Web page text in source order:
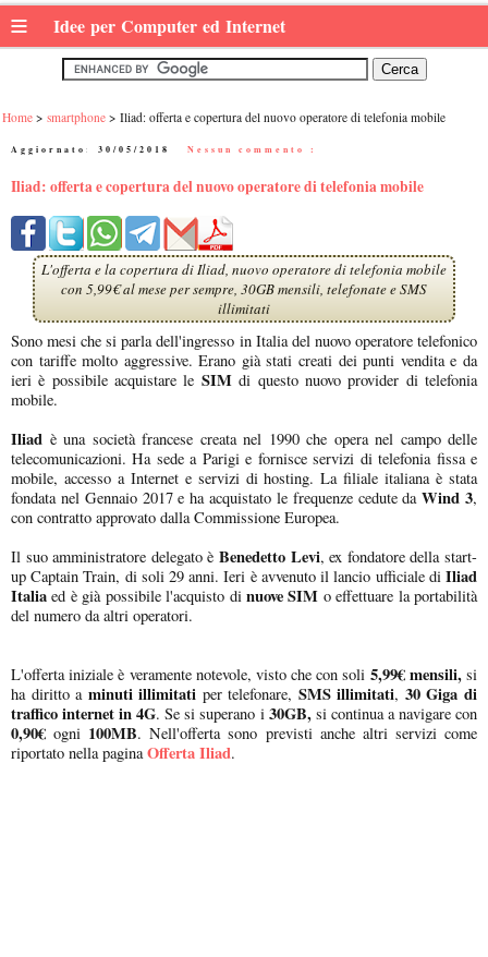
≡ Idee per Computer ed Internet
Home smartphone Iliad: offerta e copertura del nuovo operatore di telefonia mobile
Aggiornato: 30/05/2018 Nessun commento :
Iliad: offerta e copertura del nuovo operatore di telefonia mobile
L'offerta e la copertura di Iliad, nuovo operatore di telefonia mobile
con 5,99€ al mese per sempre, 30GB mensili, telefonate e SMS
illimitati
Sono mesi che si parla dell'ingresso in Italia del nuovo operatore telefonico
con tariffe molto aggressive. Erano già stati creati dei punti vendita e da
ieri è possibile acquistare le SIMdi questo nuovo provider di telefonia
mobile.
Iliad è una società francese creata nel 1990 che opera nel campo delle
telecomunicazioni. Ha sede a Parigi e fornisce servizi di telefonia fissa e
mobile, accesso a Internet e servizi di hosting. La filiale italiana è stata
fondata nel Gennaio 2017 e ha acquistato le frequenze cedute daWind 3,
con contratto approvato dalla Commissione Europea.
Il suo amministratore delegato è Benedetto Levi, ex fondatore della start-
up Captain Train, di soli 29 anni. Ieri è avvenuto il lancio ufficiale di Iliad
Italia ed è già possibile l'acquisto dinuove SIM o effettuare la portabilità
del numero da altri operatori.
L'offerta iniziale è veramente notevole, visto che con soli 5,99€ mensili,si
ha diritto a minuti illimitati per telefonare, SMS illimitati, 30 Giga di
traffico internet in 4G. Se si superano i 30GB,si continua a navigare con
0,90€ ogni 100MB. Nell'offerta sono previsti anche altri servizi come
riportato nella paginaOfferta Iliad.